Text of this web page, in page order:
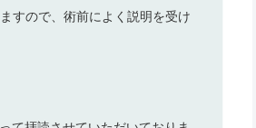
すので、術前によく説明を受け